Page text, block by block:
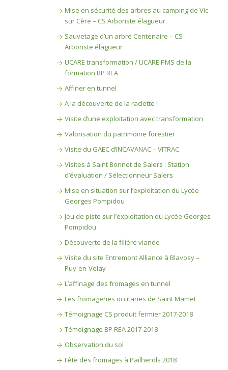
Mise en sécurité des arbres au camping de Vic
sur Cère – CS Arboriste élagueur
Sauvetage d’un arbre Centenaire – CS
Arboriste élagueur
UCARE transformation / UCARE PMS de la
formation BP REA
Affiner en tunnel
A la découverte de la raclette !
Visite d’une exploitation avec transformation
Valorisation du patrimoine forestier
Visite du GAEC d’INCAVANAC – VITRAC
Visites à Saint Bonnet de Salers : Station
d’évaluation / Sélectionneur Salers
Mise en situation sur l’exploitation du Lycée
Georges Pompidou
Jeu de piste sur l’exploitation du Lycée Georges
Pompidou
Découverte de la filière viande
Visite du site Entremont Alliance à Blavosy –
Puy-en-Velay
L’affinage des fromages en tunnel
Les fromageries occitanes de Saint Mamet
Témoignage CS produit fermier 2017-2018
Témoignage BP REA 2017-2018
Observation du sol
Fête des fromages à Pailherols 2018